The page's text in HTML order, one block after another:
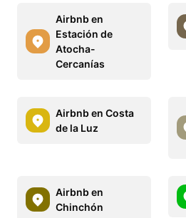
Airbnb en
Estación de
Atocha-
Cercanías
Airbnb en Costa
de la Luz
Airbnb en
Chinchón